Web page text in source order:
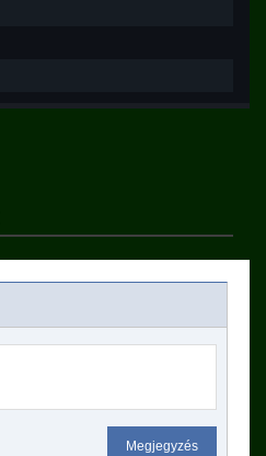
Megjegyzés